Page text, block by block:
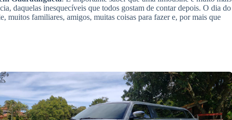
daquelas inesquecíveis que todos gostam de contar depois. O dia do
muitos familiares, amigos, muitas coisas para fazer e, por mais que